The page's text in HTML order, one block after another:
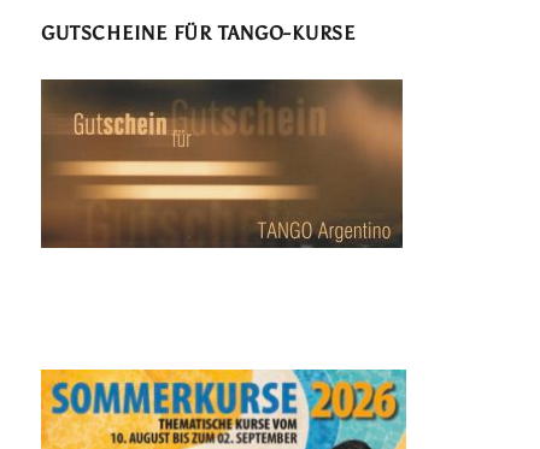
GUTSCHEINE FÜR TANGO-KURSE